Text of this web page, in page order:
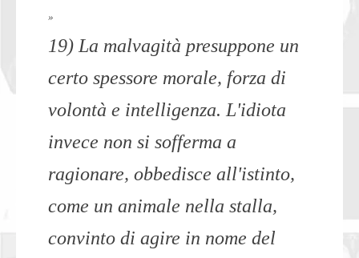
»
19) La malvagità presuppone un
certo spessore morale, forza di
volontà e intelligenza. L'idiota
invece non si sofferma a
ragionare, obbedisce all'istinto,
come un animale nella stalla,
convinto di agire in nome del